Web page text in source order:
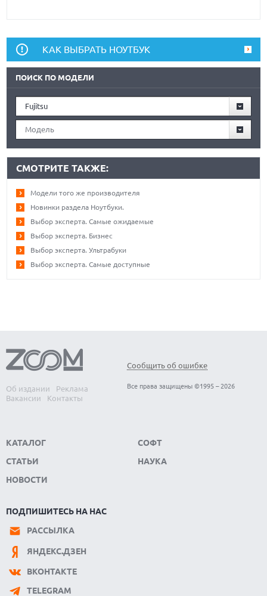
КАК ВЫБРАТЬ НОУТБУК
ПОИСК ПО МОДЕЛИ
Fujitsu
Модель
СМОТРИТЕ ТАКЖЕ:
Модели того же производителя
Новинки раздела Ноутбуки.
Выбор эксперта. Самые ожидаемые
Выбор эксперта. Бизнес
Выбор эксперта. Ультрабуки
Выбор эксперта. Самые доступные
Об издании
Реклама
Вакансии
Контакты
Сообщить об ошибке
Все права защищены ©1995 – 2026
КАТАЛОГ
СТАТЬИ
НОВОСТИ
СОФТ
НАУКА
ПОДПИШИТЕСЬ НА НАС
РАССЫЛКА
ЯНДЕКС.ДЗЕН
ВКОНТАКТЕ
TELEGRAM